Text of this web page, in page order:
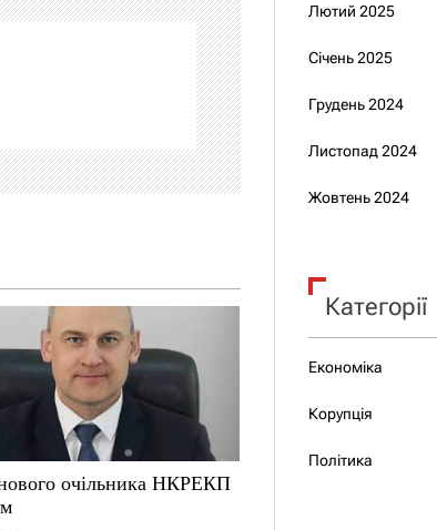
очільника НКРЕКП
Лютий 2025
Січень 2025
Грудень 2024
Листопад 2024
Жовтень 2024
Категорії
Економіка
Корупція
Політика